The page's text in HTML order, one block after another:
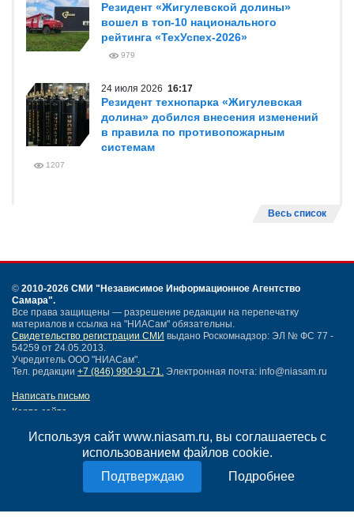
Используя сайт www.niasam.ru, вы соглашаетесь с
использованием файлов cookie.
Подробнее
Резидент «Жигулевской долины»
вошел в топ-10 национального
рейтинга «ТехУспех-2026»
979
24 июля 2026 16:17
Резидент технопарка «Жигулевская
долина» добился внесения изменений
в правила по противопожарным
системам
1207
Весь список
© 2010-2026 СМИ "Независимое Информационное Агентство
Самара".
Все права защищены — разрешение редакции на перепечатку
материалов и ссылка на "НИАСам" обязательны.
Свидетельство регистрации СМИ выдано Роскомнадзор: ЭЛ № ФС 77 -
54259 от 24.05.2013.
Учредитель ООО "НИАСам".
Тел. редакции +7 (846) 990-91-71. Электронная почта: info@niasam.ru
Написать письмо
Карта сайта
Политика конфиденциальности
Согласие на обработку персональных данных